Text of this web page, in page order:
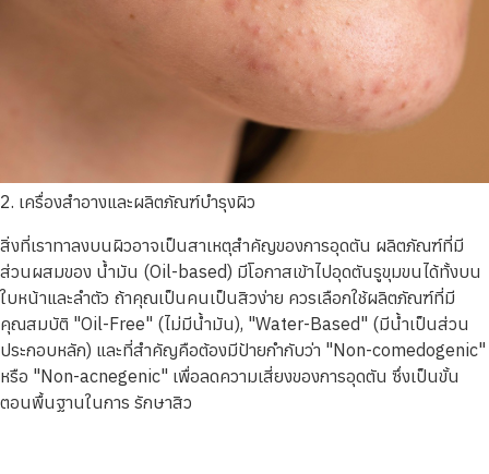
2. เครื่องสำอางและผลิตภัณฑ์บำรุงผิว
สิ่งที่เราทาลงบนผิวอาจเป็นสาเหตุสำคัญของการอุดตัน ผลิตภัณฑ์ที่มี
ส่วนผสมของ น้ำมัน (Oil-based) มีโอกาสเข้าไปอุดตันรูขุมขนได้ทั้งบน
ใบหน้าและลำตัว ถ้าคุณเป็นคนเป็นสิวง่าย ควรเลือกใช้ผลิตภัณฑ์ที่มี
คุณสมบัติ "Oil-Free" (ไม่มีน้ำมัน), "Water-Based" (มีน้ำเป็นส่วน
ประกอบหลัก) และที่สำคัญคือต้องมีป้ายกำกับว่า "Non-comedogenic"
หรือ "Non-acnegenic" เพื่อลดความเสี่ยงของการอุดตัน ซึ่งเป็นขั้น
ตอนพื้นฐานในการ รักษาสิว